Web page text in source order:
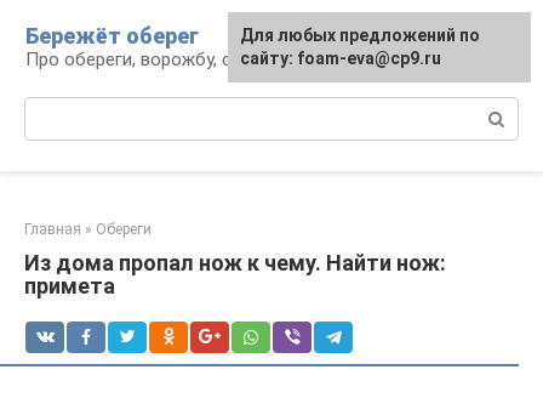
контенту
Бережёт оберег
Про обереги, ворожбу, сны и гадания
Главная » Обереги
Из дома пропал нож к чему. Найти нож:
примета
Для любых предложений по
сайту: foam-eva@cp9.ru